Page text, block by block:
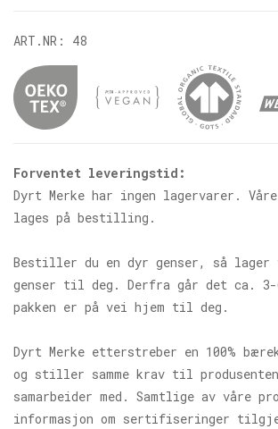
ART.NR: 48
Forventet leveringstid:
Dyrt Merke har ingen lagervarer.
lages på bestilling.
Bestiller du en dyr genser, så lager
genser til deg. Derfra går det ca.
pakken er på vei hjem til deg.
Dyrt Merke etterstreber en 100%
og stiller samme krav til
samarbeider med. Samtlige av våre
informasjon om sertifiseringer